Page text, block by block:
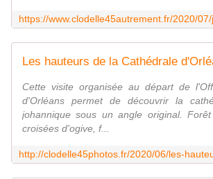
Cette visite organisée au départ de
d'Orléans permet de découvrir la
johannique sous un angle original. Forêt
croisées d'ogive, f...